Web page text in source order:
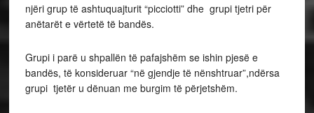
njëri grup të ashtuquajturit “picciotti” dhe grupi tjetri për
anëtarët e vërtetë të bandës.
Grupi i parë u shpallën të pafajshëm se ishin pjesë e
bandës, të konsideruar “në gjendje të nënshtruar”,ndërsa
grupi tjetër u dënuan me burgim të përjetshëm.